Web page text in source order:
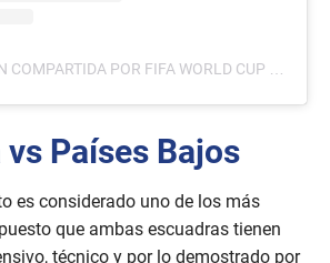
UNA PUBLICACIÓN COMPARTIDA POR FIFA WORLD CUP (@FIFAWORLDCUP)
Países Bajos
es considerado uno de los más
que ambas escuadras tienen
técnico y por lo demostrado por